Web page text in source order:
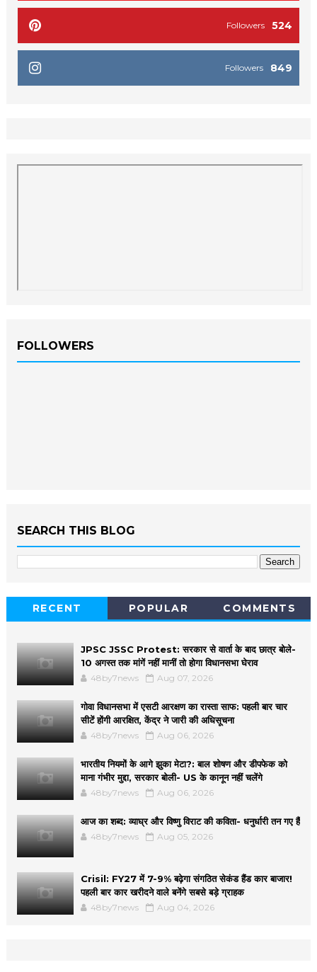
524
Followers
849
Followers
FOLLOWERS
SEARCH THIS BLOG
RECENT POPULAR COMMENTS
JPSC JSSC Protest: सरकार से वार्ता के बाद छात्र बोले-
10 अगस्त तक मांगें नहीं मानीं तो होगा विधानसभा घेराव
48by7news Aug 07, 2026
गोवा विधानसभा में एसटी आरक्षण का रास्ता साफ: पहली बार चार
सीटें होंगी आरक्षित, केंद्र ने जारी की अधिसूचना
48by7news Aug 06, 2026
भारतीय नियमों के आगे झुका मेटा?: बाल शोषण और डीपफेक को
माना गंभीर मुद्दा, सरकार बोली- US के कानून नहीं चलेंगे
48by7news Aug 06, 2026
आज का शब्द: व्याघ्र और विष्णु विराट की कविता- धनुर्धारी तन गए हैं
48by7news Aug 05, 2026
Crisil: FY27 में 7-9% बढ़ेगा संगठित सेकंड हैंड कार बाजार!
पहली बार कार खरीदने वाले बनेंगे सबसे बड़े ग्राहक
48by7news Aug 04, 2026